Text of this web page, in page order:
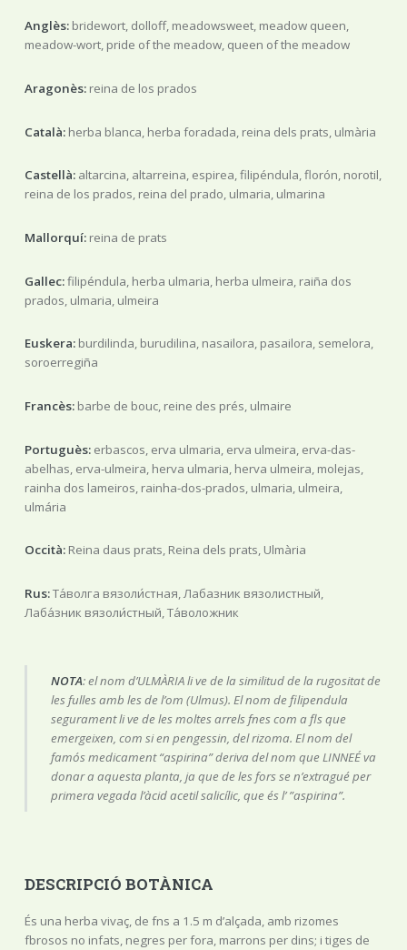
Anglès: bridewort, dolloff, meadowsweet, meadow queen,
meadow-wort, pride of the meadow, queen of the meadow
Aragonès: reina de los prados
Català: herba blanca, herba foradada, reina dels prats, ulmària
Castellà: altarcina, altarreina, espirea, filipéndula, florón, norotil,
reina de los prados, reina del prado, ulmaria, ulmarina
Mallorquí: reina de prats
Gallec:filipéndula, herba ulmaria, herba ulmeira, raiña dos
prados, ulmaria, ulmeira
Euskera: burdilinda, burudilina, nasailora, pasailora, semelora,
soroerregiña
Francès: barbe de bouc, reine des prés, ulmaire
Portuguès: erbascos, erva ulmaria, erva ulmeira, erva-das-
abelhas, erva-ulmeira, herva ulmaria, herva ulmeira, molejas,
rainha dos lameiros, rainha-dos-prados, ulmaria, ulmeira,
ulmária
Occità: Reina daus prats, Reina dels prats, Ulmària
Rus:Та́волга вязоли́стная, Лабазник вязолистный,
Лаба́зник вязоли́стный, Та́воложник
NOTA: el nom d’ULMÀRIA li ve de la similitud de la rugositat de
les fulles amb les de l’om (Ulmus). El nom de filipendula
segurament li ve de les moltes arrels fnes com a fls que
emergeixen, com si en pengessin, del rizoma. El nom del
famós medicament “aspirina” deriva del nom que LINNEÉ va
donar a aquesta planta, ja que de les fors se n’extragué per
primera vegada l’àcid acetil salicílic, que és l’ ”aspirina”.
DESCRIPCIÓ BOTÀNICA
És una herba vivaç, de fns a 1.5 m d’alçada, amb rizomes
fbrosos no infats, negres per fora, marrons per dins; i tiges de